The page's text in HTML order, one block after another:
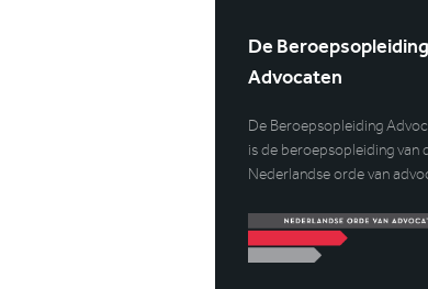
De Beroepsopleiding
Advocaten
De Beroepsopleiding
is de beroepsopleiding van
Nederlandse orde van